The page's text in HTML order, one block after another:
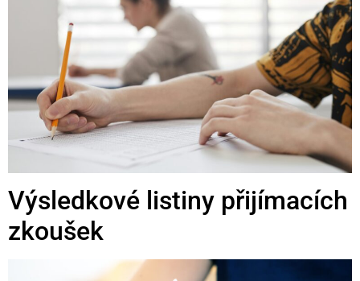
Výsledkové listiny přijímacích
zkoušek